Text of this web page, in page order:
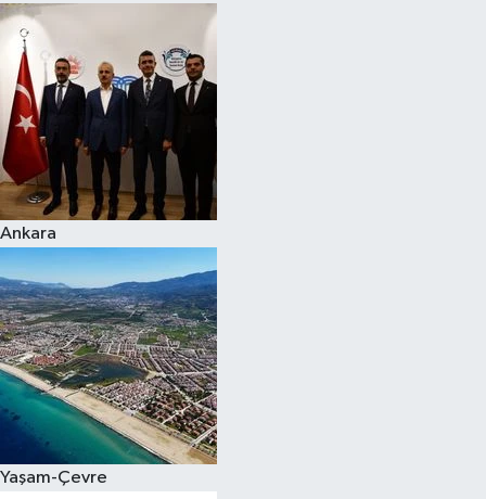
Ankara
Yaşam-Çevre
Kültür Sanat
Sağlık
Siyaset
Teknoloji
Televizyon
Yaşam-Çevre